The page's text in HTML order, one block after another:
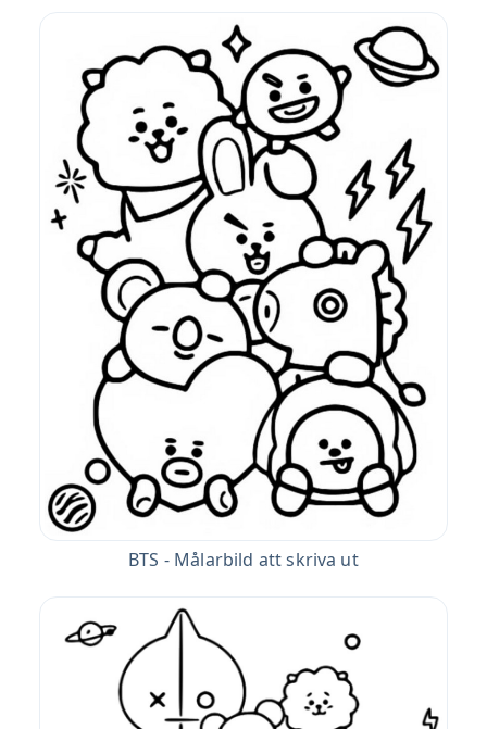
BTS - Målarbild att skriva ut